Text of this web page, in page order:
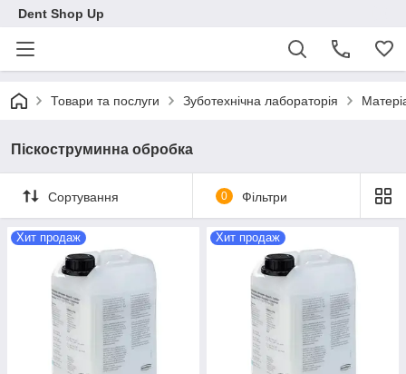
Dent Shop Up
Товари та послуги Зуботехнічна лабораторія
Піскоструминна обробка
Сортування 0 Фільтри
Хит продаж Хит продаж